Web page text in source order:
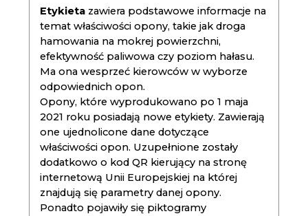
Etykieta zawiera podstawowe informacje na
temat właściwości opony, takie jak droga
hamowania na mokrej powierzchni,
efektywność paliwowa czy poziom hałasu.
Ma ona wesprzeć kierowców w wyborze
odpowiednich opon.
Opony, które wyprodukowano po 1 maja
2021 roku posiadają nowe etykiety. Zawierają
one ujednolicone dane dotyczące
właściwości opon. Uzupełnione zostały
dodatkowo o kod QR kierujący na stronę
internetową Unii Europejskiej na której
znajdują się parametry danej opony.
Ponadto pojawiły się piktogramy